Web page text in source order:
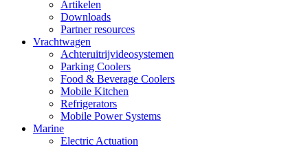
Artikelen
Downloads
Partner resources
Vrachtwagen
Achteruitrijvideosystemen
Parking Coolers
Food & Beverage Coolers
Mobile Kitchen
Refrigerators
Mobile Power Systems
Marine
Electric Actuation